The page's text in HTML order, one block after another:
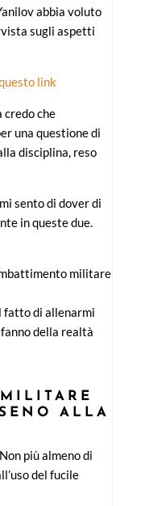
abbia voluto
sugli aspetti
link
che
una questione di
disciplina, reso
sento di dover di
in queste due.
militare
fatto di allenarmi
della realtà
ALLA
più almeno di
del fucile